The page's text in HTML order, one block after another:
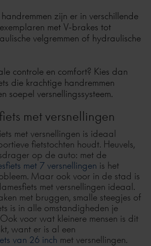
zijn er in verschillende
met V-brakes tot
velgremmen of hydraulische
controle en comfort? Kies dan
die krachtige handremmen
soepel versnellingssysteem.
met versnellingen
met versnellingen is ideaal
fietstochten houdt. Heuvels,
op de auto: met de
met 7 versnellingen is het
Maar ook voor in de stad is
met versnellingen ideaal.
met bruggen, smalle steegjes of
is in alle omstandigheden je
voor wat kleinere mensen is dit
want er is al een
van 26 inch met versnellingen.